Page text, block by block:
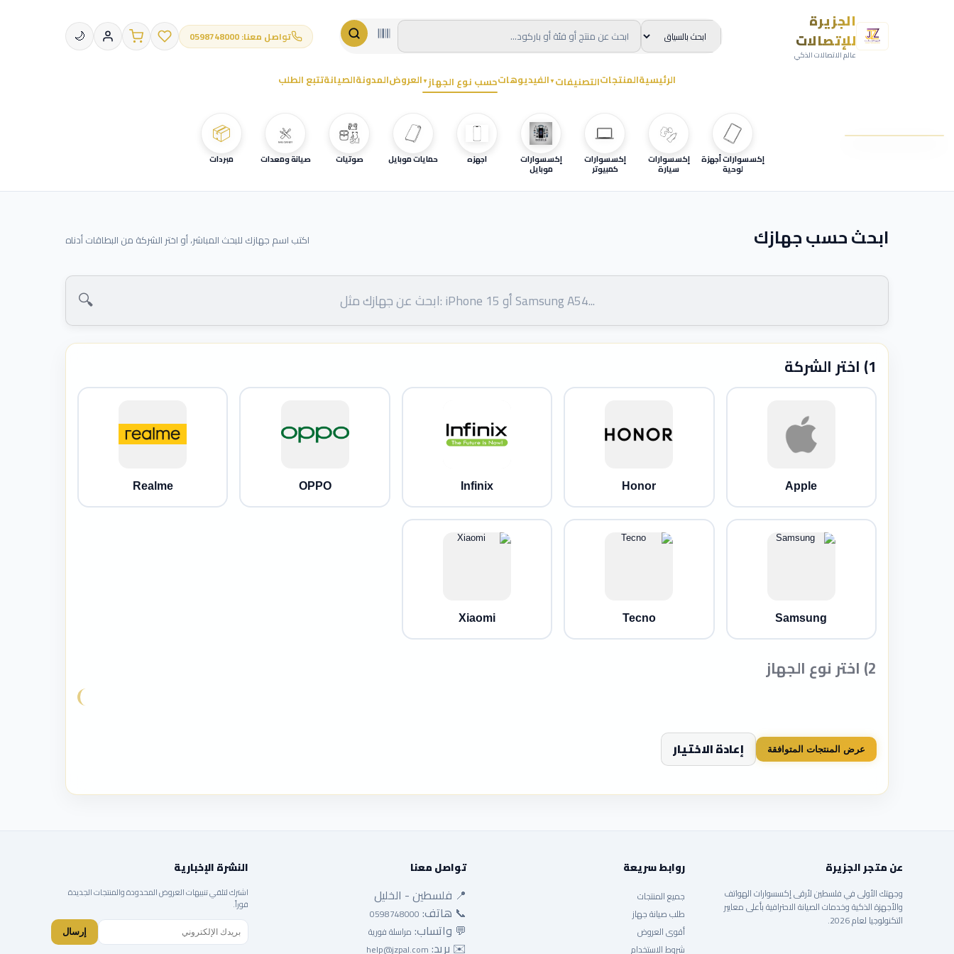
الجزيرة
للإتصالات
عالم الاتصالات الذكي
تواصل معنا: 0598748000 🌙
الرئيسيةالمنتجاتالتصنيفات ▼الفيديوهاتحسب نوع الجهاز ▼العروضالمدونةالصيانةتتبع الطلب
إكسسوارات أجهزة
لوحية
إكسسوارات
سيارة
إكسسوارات
كمبيوتر
إكسسوارات
موبايل
اجهزه حمايات موبايل صوتيات صيانة ومعدات
📦
مبردات
ابحث حسب جهازك اكتب اسم جهازك للبحث المباشر، أو اختر الشركة من البطاقات أدناه
🔍
1) اختر الشركة
Apple
Honor
Infinix
OPPO
Realme
Samsung
Tecno
Xiaomi
2) اختر نوع الجهاز
عرض المنتجات المتوافقة إعادة الاختيار
عن متجر الجزيرة
وجهتك الأولى في فلسطين لأرقى إكسسوارات الهواتف
والأجهزة الذكية وخدمات الصيانة الاحترافية بأعلى معايير
التكنولوجيا لعام 2026.
روابط سريعة
جميع المنتجات
طلب صيانة جهاز
أقوى العروض
شروط الاستخدام
تواصل معنا
📍 فلسطين - الخليل
📞 هاتف: 0598748000
💬 واتساب: مراسلة فورية
✉️ بريد: help@jzpal.com
النشرة الإخبارية
اشترك لتلقي تنبيهات العروض المحدودة والمنتجات الجديدة
فوراً.
إرسال